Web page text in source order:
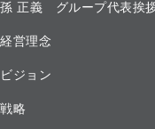
孫 正義 グループ代表挨
経営理念
ビジョン
戦略